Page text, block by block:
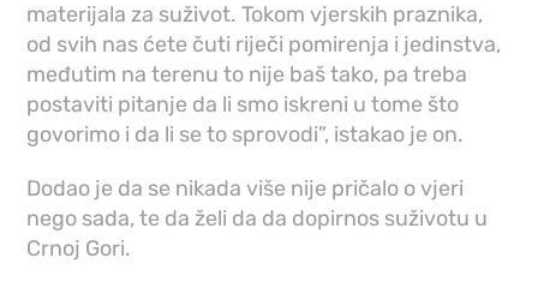
materijala za suživot. Tokom vjerskih praznika,
od svih nas ćete čuti riječi pomirenja i jedinstva,
međutim na terenu to nije baš tako, pa treba
postaviti pitanje da li smo iskreni u tome što
govorimo i da li se to sprovodi”, istakao je on.
Dodao je da se nikada više nije pričalo o vjeri
nego sada, te da želi da da dopirnos suživotu u
Crnoj Gori.